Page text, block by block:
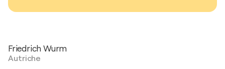
Friedrich Wurm
Autriche